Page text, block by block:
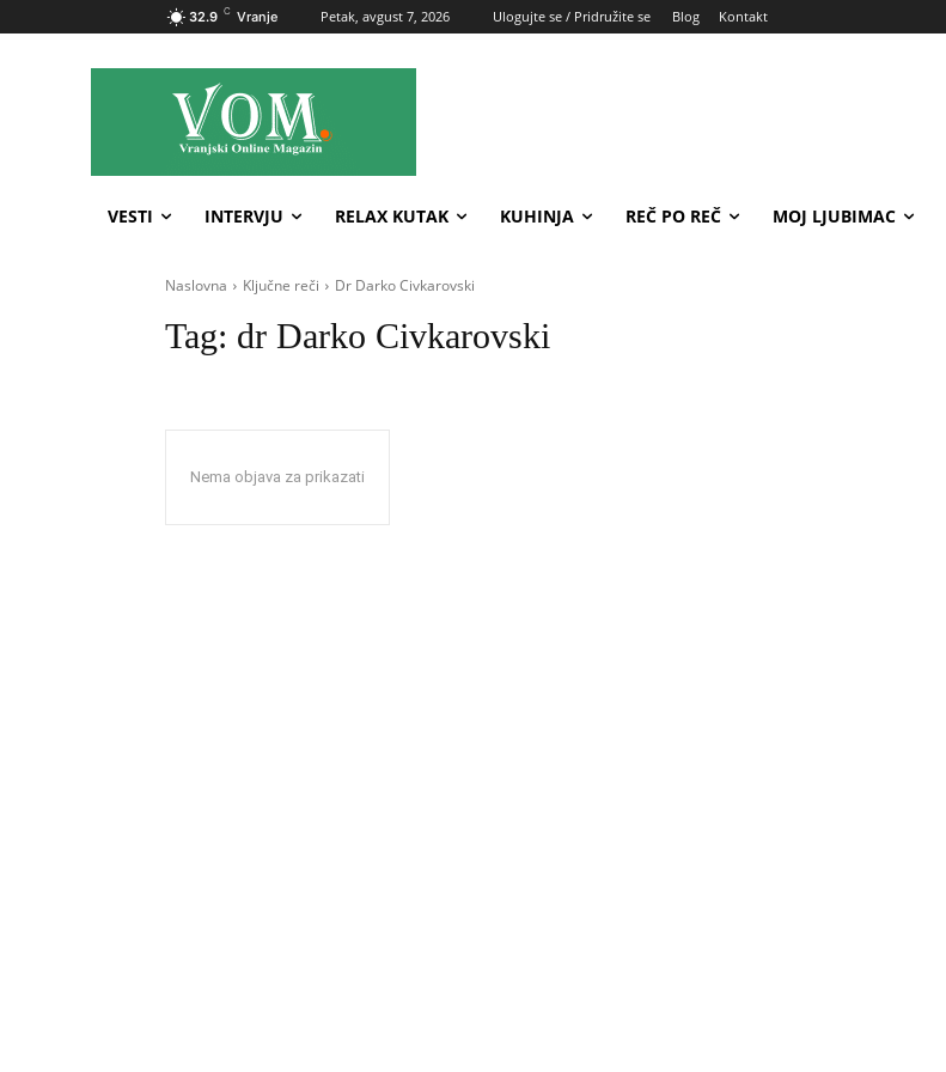
32.9 C Vranje Petak, avgust 7, 2026 Ulogujte se / Pridružite se Blog Kontakt
VESTI INTERVJU RELAX KUTAK KUHINJA REČ PO REČ MOJ LJUBIMAC
Naslovna Ključne reči Dr Darko Civkarovski
Tag: dr Darko Civkarovski
Nema objava za prikazati